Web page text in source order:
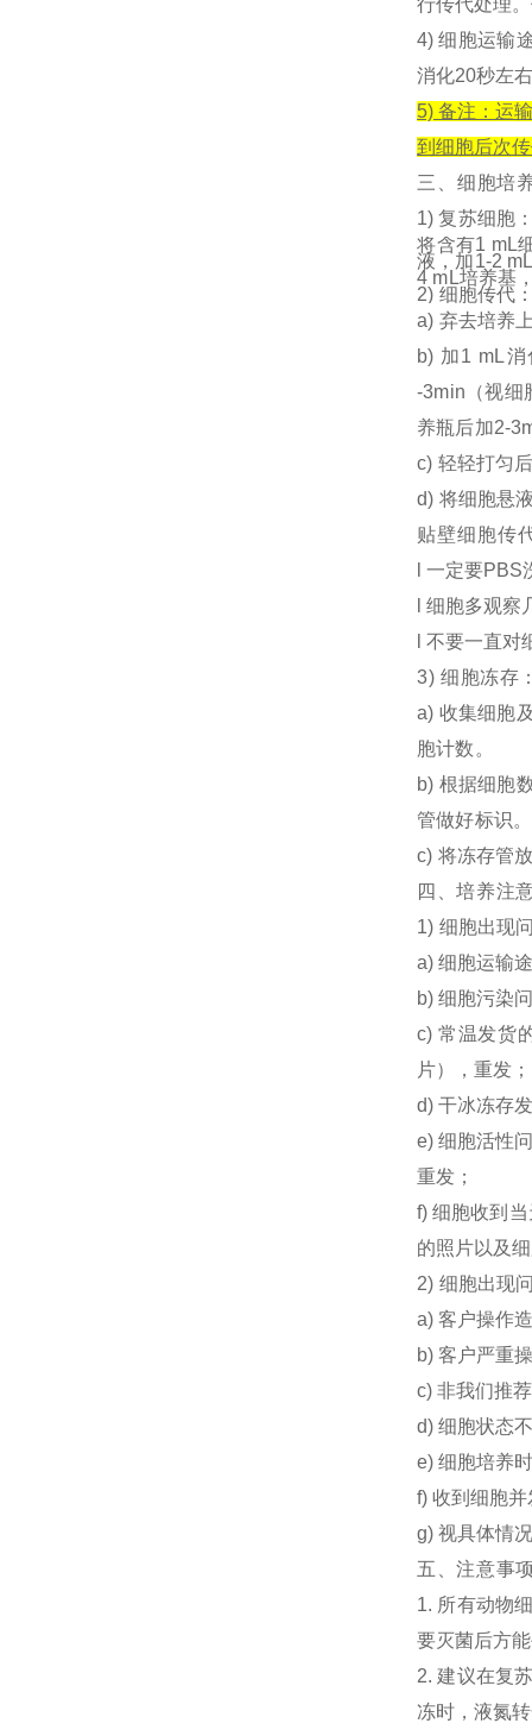
行传代处理
4) 细胞运输
消化20秒左
5) 备注：运
到细胞后次
三、细 胞培
1) 复苏细胞
将含有1 mL
液，加1-2
4 mL培养基
2) 细胞传代
a) 弃去培养
b) 加1 mL
-3min（视细
养瓶后加2-
c) 轻轻打匀
d) 将细胞悬
贴壁细胞传
l 一定要PBS
l 细胞多观
l 不要一直对
3) 细胞冻存
a) 收集细胞
胞计数。
b) 根据细胞
管做好标识。
c) 将冻存管
四、培养注
1) 细胞出现
a) 细胞运输
b) 细胞污染
c) 常温发货
片），重发；
d) 干冰冻存
e) 细胞活性
重发；
f) 细胞收到
的照片以及
2) 细胞出现
a) 客户操作
b) 客户严重
c) 非我们推
d) 细胞状态
e) 细胞培养
f) 收到细胞
g) 视具体情
五、注意事
1. 所有动物
要灭菌后方
2. 建议在复
冻时，液氮